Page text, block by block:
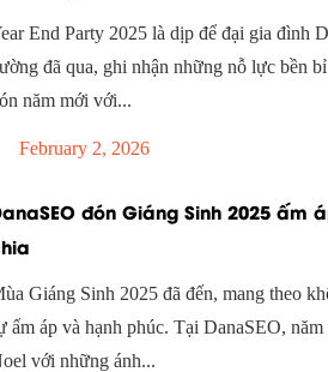
End Party 2025 là dịp để đại gia đình
đã qua, ghi nhận những nỗ lực bền
năm mới với...
February 2, 2026
đón Giáng Sinh 2025 ấm
Giáng Sinh 2025 đã đến, mang theo
ấm áp và hạnh phúc. Tại DanaSEO,
với những ánh...